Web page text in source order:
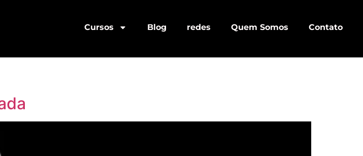
Cursos Blog redes Quem Somos Contato